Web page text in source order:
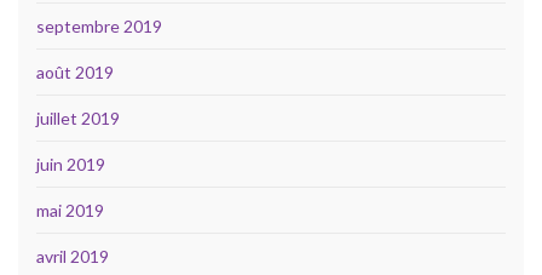
septembre 2019
août 2019
juillet 2019
juin 2019
mai 2019
avril 2019